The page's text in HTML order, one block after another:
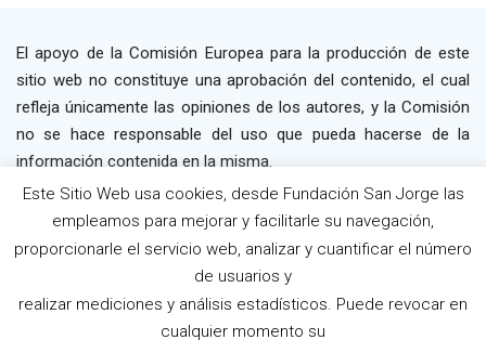
El apoyo de la Comisión Europea para la producción de este
sitio web no constituye una aprobación del contenido, el cual
refleja únicamente las opiniones de los autores, y la Comisión
no se hace responsable del uso que pueda hacerse de la
información contenida en la misma.
2019 P4WORK © Powered By INP Formación
Este Sitio Web usa cookies, desde Fundación San Jorge las
empleamos para mejorar y facilitarle su navegación,
proporcionarle el servicio web, analizar y cuantificar el número
de usuarios y
realizar mediciones y análisis estadísticos. Puede revocar en
cualquier momento su